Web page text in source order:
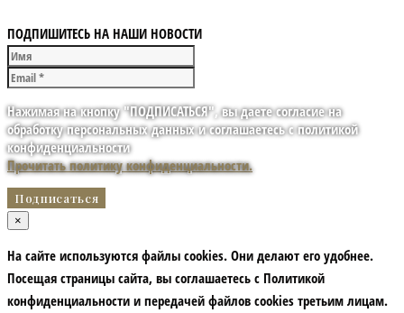
ПОДПИШИТЕСЬ НА НАШИ НОВОСТИ
Нажимая на кнопку "ПОДПИСАТЬСЯ", вы даете согласие на
обработку персональных данных и соглашаетесь с политикой
конфиденциальности
Прочитать политику конфиденциальности.
×
На сайте используются файлы cookies. Они делают его удобнее.
Посещая страницы сайта, вы соглашаетесь с Политикой
конфиденциальности и передачей файлов cookies третьим лицам.